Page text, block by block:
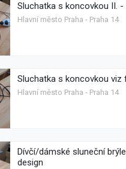
Sluchatka s koncovkou II.
Hlavní město Praha - Praha 14
Sluchatka s koncovkou viz
Hlavní město Praha - Praha 14
Dívčí/dámské sluneční
design